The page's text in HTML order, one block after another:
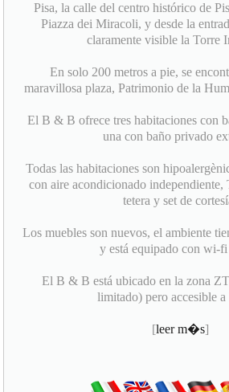
Pisa, la calle del centro histórico de
Piazza dei Miracoli, y desde la
claramente visible la Torre
En solo 200 metros a pie, se
maravillosa plaza, Patrimonio de la
El B & B ofrece tres habitaciones con
una con baño privado
Todas las habitaciones son
con aire acondicionado
tetera y set de
Los muebles son nuevos, el ambiente
y está equipado con wi-fi
El B & B está ubicado en la zona
limitado) pero accesible a
[leer m�s]